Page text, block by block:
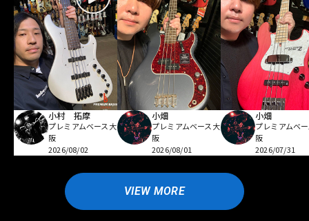
小村 拓摩
プレミアムベース大
阪
2026/08/02
小畑
プレミアムベース大
阪
2026/08/01
小畑
プレミアムベ
阪
2026/07/31
VIEW MORE